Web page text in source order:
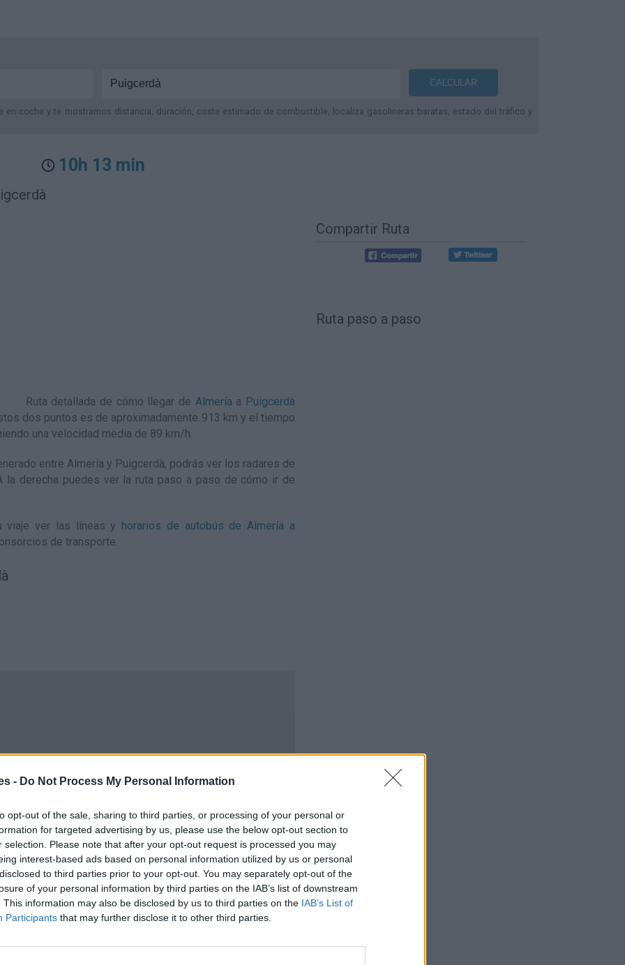
- Do Not Process My Personal Information
opt-out of the sale, sharing to third parties, or processing of your personal or
for targeted advertising by us, please use the below opt-out section to
selection. Please note that after your opt-out request is processed you may
interest-based ads based on personal information utilized by us or personal
to third parties prior to your opt-out. You may separately opt-out of the
of your personal information by third parties on the IAB’s list of downstream
This information may also be disclosed by us to third parties on the IAB’s List of
Participants that may further disclose it to other third parties.
en coche y te mostramos distancia, duración, coste estimado de combustible, localiza gasolineras baratas, estado del tráfico y
10h 13 min
Ruta detallada de cómo llegar de Almería a Puigcerdà
dos puntos es de aproximadamente 913 km y el tiempo
una velocidad media de 89 km/h.
entre Almería y Puigcerdà, podrás ver los radares de
derecha puedes ver la ruta paso a paso de cómo ir de
viaje ver las líneas y horarios de autobús de Almería a
de transporte.
Compartir Ruta
Ruta paso a paso